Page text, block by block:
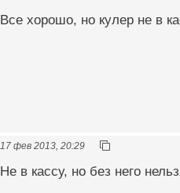
Все хорошо, но кулер не в
17 фев 2013, 20:29
Не в кассу, но без него